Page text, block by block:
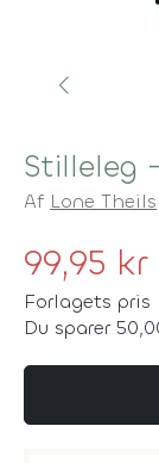
Stilleleg
Af Lone Theils
99,95 kr
Forlagets pris
Du sparer